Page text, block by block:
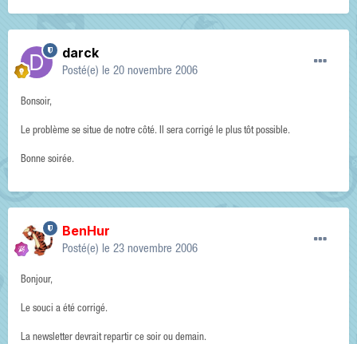
darck
Posté(e) le 20 novembre 2006
Bonsoir,
Le problème se situe de notre côté. Il sera corrigé le plus tôt possible.
Bonne soirée.
BenHur
Posté(e) le 23 novembre 2006
Bonjour,
Le souci a été corrigé.
La newsletter devrait repartir ce soir ou demain.